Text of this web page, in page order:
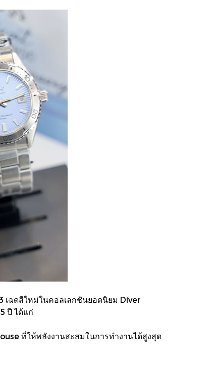
เฉดสีใหม่ในคอลเลกชันยอดนิยม Diver
ปี ได้แก่
ที่ให้พลังงานสะสมในการทำงานได้สูงสุด